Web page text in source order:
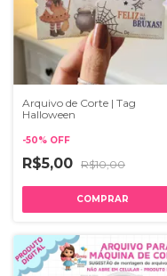
Arquivo de Corte | Tag
Halloween
-50% OFF
R$5,00 R$10,00